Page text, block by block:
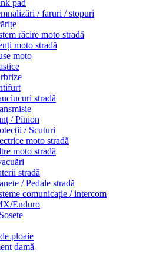
pad
/ faruri / stopuri
răcire moto stradă
moto stradă
moto
stradă
/ Pinion
/ Scuturi
moto stradă
moto stradă
stradă
/ Pedale stradă
comunicație / intercom
Enduro
ploaie
damă